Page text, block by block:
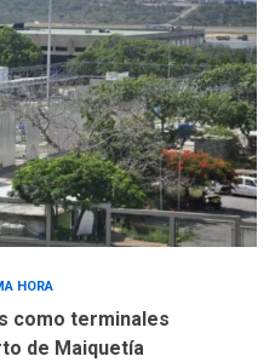
81 años de la
atómica. Japón
principios no
HORA
como terminales
de Maiquetía